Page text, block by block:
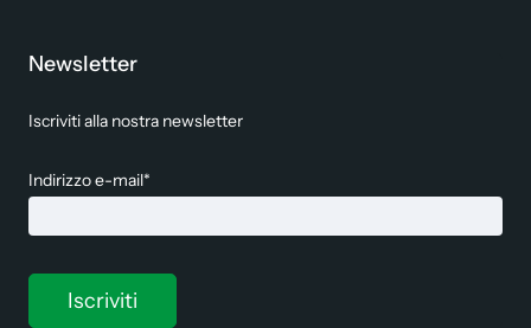
Newsletter
Iscriviti alla nostra newsletter
Indirizzo e-mail*